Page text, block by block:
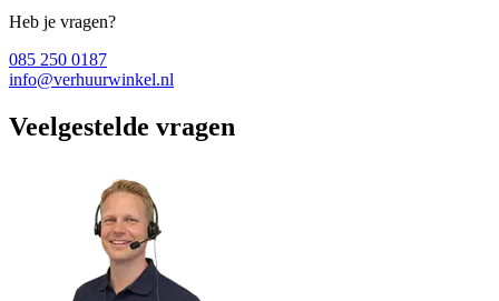
Heb je vragen?
085 250 0187
info@verhuurwinkel.nl
Veelgestelde vragen